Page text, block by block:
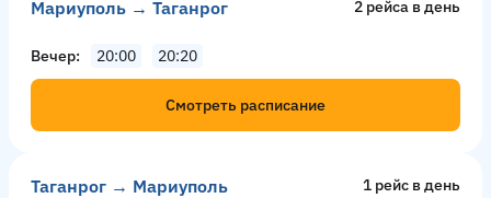
Мариуполь → Таганрог 2 рейсa в день
Вечер 20:00 20:20
Смотреть расписание
Таганрог → Мариуполь 1 рейс в день